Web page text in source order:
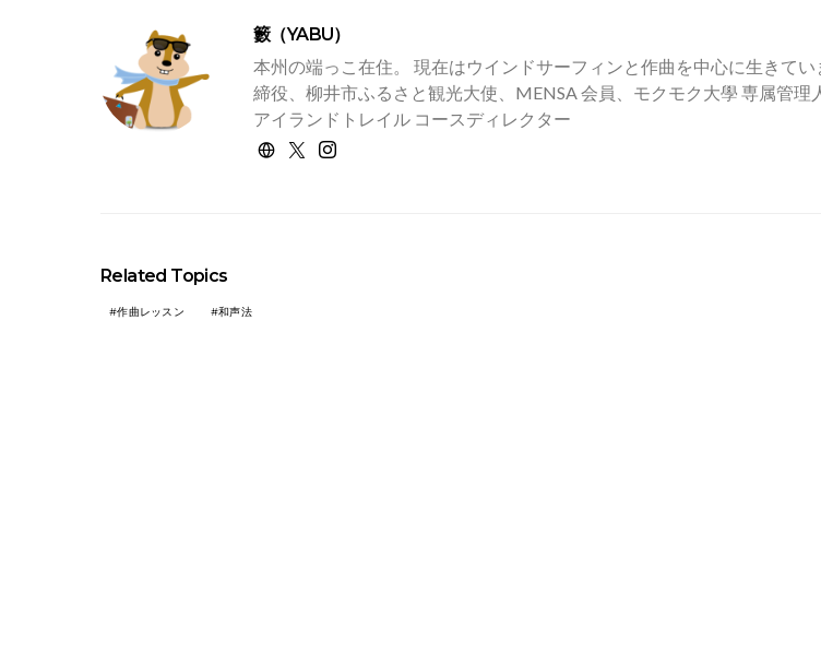
籔（YABU）
本州の端っこ在住。 現在はウインドサーフィンと作曲を中心に生きてい
締役、柳井市ふるさと観光大使、MENSA 会員、モクモク大學 専属管理
アイランドトレイル コースディレクター
Related Topics
作曲レッスン 和声法